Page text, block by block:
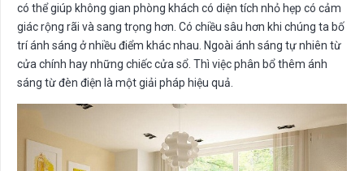
có thể giúp không gian phòng khách có diện tích nhỏ hẹp có cảm
giác rộng rãi và sang trọng hơn. Có chiều sâu hơn khi chúng ta bố
trí ánh sáng ở nhiều điểm khác nhau. Ngoài ánh sáng tự nhiên từ
cửa chính hay những chiếc cửa sổ. Thì việc phân bổ thêm ánh
sáng từ đèn điện là một giải pháp hiệu quả.